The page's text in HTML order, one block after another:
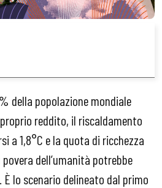
della popolazione mondiale
reddito, il riscaldamento
a 1,8°C e la quota di ricchezza
dell’umanità potrebbe
lo scenario delineato dal primo